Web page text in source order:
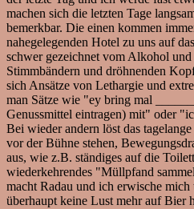
machen sich die letzten Tage
bemerkbar. Die einen kommen
nahegelegenden Hotel zu uns auf
schwer gezeichnet vom Alkohol
Stimmbändern und dröhnenden
sich Ansätze von Lethargie und
man Sätze wie "ey bring mal
Genussmittel eintragen) mit" oder
Bei wieder andern löst das
vor der Bühne stehen,
aus, wie z.B. ständiges auf die
wiederkehrendes "Müllpfand
macht Radau und ich erwische mich
überhaupt keine Lust mehr auf Bier